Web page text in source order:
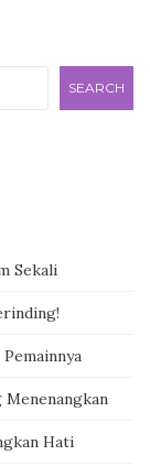
SEARCH
Sekali
Menenangkan
Hati